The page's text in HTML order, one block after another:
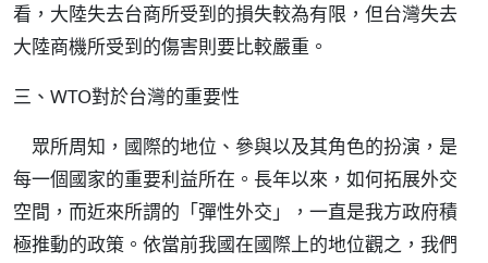
看，大陸失去台商所受到的損失較為有限，但台灣失去
大陸商機所受到的傷害則要比較嚴重。
三、WTO對於台灣的重要性
眾所周知，國際的地位、參與以及其角色的扮演，是
每一個國家的重要利益所在。長年以來，如何拓展外交
空間，而近來所謂的「彈性外交」，一直是我方政府積
極推動的政策。依當前我國在國際上的地位觀之，我們